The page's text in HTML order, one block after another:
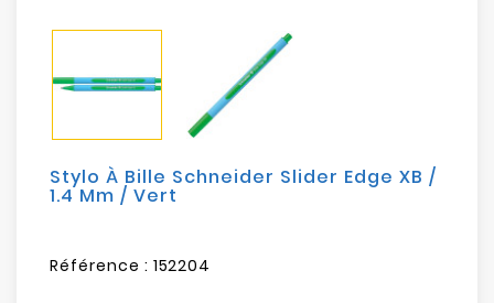
Stylo À Bille Schneider Slider Edge XB /
1.4 Mm / Vert
Référence : 152204